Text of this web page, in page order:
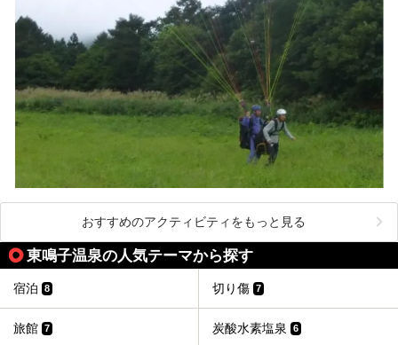
おすすめのアクティビティをもっと見る
東鳴子温泉の人気テーマから探す
宿泊 8 切り傷 7
旅館 7 炭酸水素塩泉 6